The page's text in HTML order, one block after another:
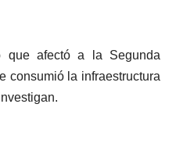
que afectó a la Segunda
consumió la infraestructura